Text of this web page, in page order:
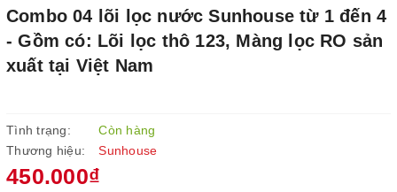
Combo 04 lõi lọc nước Sunhouse từ 1 đến 4
- Gồm có: Lõi lọc thô 123, Màng lọc RO sản
xuất tại Việt Nam
Tình trạng:
Còn hàng
Thương hiệu:
Sunhouse
450.000₫